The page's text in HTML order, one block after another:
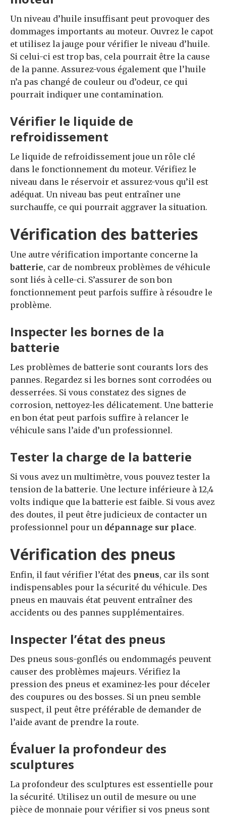
Un niveau d’huile insuffisant peut provoquer des
dommages importants au moteur. Ouvrez le capot
et utilisez la jauge pour vérifier le niveau d’huile.
Si celui-ci est trop bas, cela pourrait être la cause
de la panne. Assurez-vous également que l’huile
n’a pas changé de couleur ou d’odeur, ce qui
pourrait indiquer une contamination.
Vérifier le liquide de
refroidissement
Le liquide de refroidissement joue un rôle clé
dans le fonctionnement du moteur. Vérifiez le
niveau dans le réservoir et assurez-vous qu’il est
adéquat. Un niveau bas peut entraîner une
surchauffe, ce qui pourrait aggraver la situation.
Vérification des batteries
Une autre vérification importante concerne la
batterie, car de nombreux problèmes de véhicule
sont liés à celle-ci. S’assurer de son bon
fonctionnement peut parfois suffire à résoudre le
problème.
Inspecter les bornes de la
batterie
Les problèmes de batterie sont courants lors des
pannes. Regardez si les bornes sont corrodées ou
desserrées. Si vous constatez des signes de
corrosion, nettoyez-les délicatement. Une batterie
en bon état peut parfois suffire à relancer le
véhicule sans l’aide d’un professionnel.
Tester la charge de la batterie
Si vous avez un multimètre, vous pouvez tester la
tension de la batterie. Une lecture inférieure à 12,4
volts indique que la batterie est faible. Si vous avez
des doutes, il peut être judicieux de contacter un
professionnel pour un dépannage sur place.
Vérification des pneus
Enfin, il faut vérifier l’état des pneus, car ils sont
indispensables pour la sécurité du véhicule. Des
pneus en mauvais état peuvent entraîner des
accidents ou des pannes supplémentaires.
Inspecter l’état des pneus
Des pneus sous-gonflés ou endommagés peuvent
causer des problèmes majeurs. Vérifiez la
pression des pneus et examinez-les pour déceler
des coupures ou des bosses. Si un pneu semble
suspect, il peut être préférable de demander de
l’aide avant de prendre la route.
Évaluer la profondeur des
sculptures
La profondeur des sculptures est essentielle pour
la sécurité. Utilisez un outil de mesure ou une
pièce de monnaie pour vérifier si vos pneus sont